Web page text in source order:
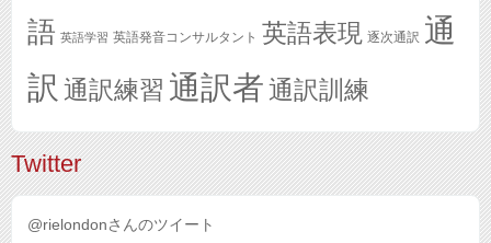
語 英語学習 英語発音コンサルタント 英語表現 逐次通訳 通
訳 通訳練習 通訳者 通訳訓練
Twitter
@rielondonさんのツイート